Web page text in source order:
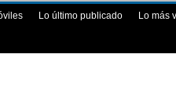
Lo último publicado Lo más